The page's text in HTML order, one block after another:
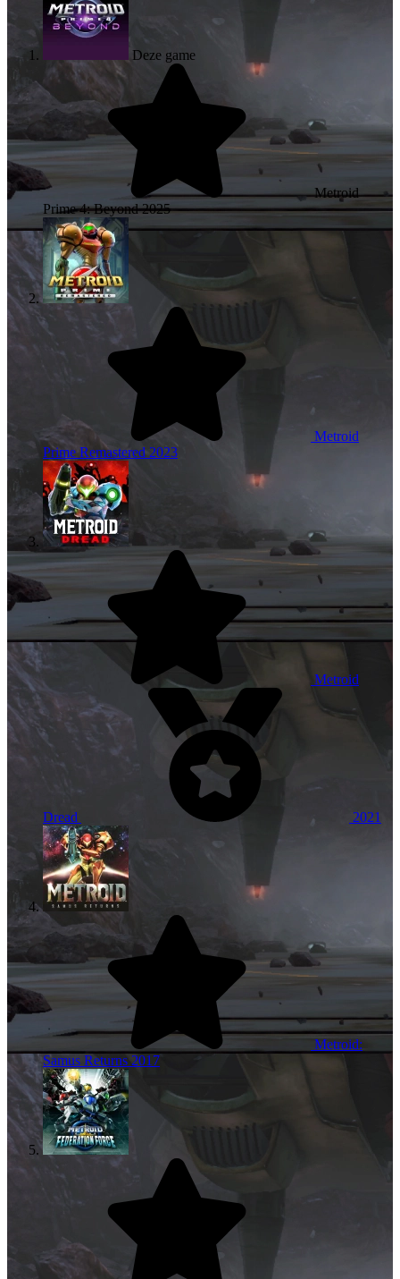
Deze game
Metroid
Prime 4: Beyond2025
Metroid
Prime Remastered2023
Metroid
Dread 2021
Metroid:
Samus Returns 2017